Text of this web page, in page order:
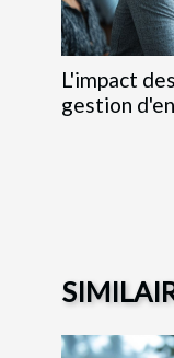
L'impact
gestion